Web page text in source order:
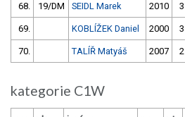
68. 19/DM SEIDL Marek 2010 3
69. KOBLÍŽEK Daniel 2000 3
70. TALÍŘ Matyáš 2007 2
kategorie C1W